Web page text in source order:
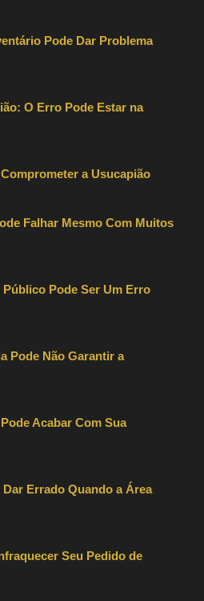
Pode Dar Problema
O Erro Pode Estar na
a Usucapião
Falhar Mesmo Com Muitos
Pode Ser Um Erro
Pode Não Garantir a
Acabar Com Sua
Errado Quando a Área
Seu Pedido de